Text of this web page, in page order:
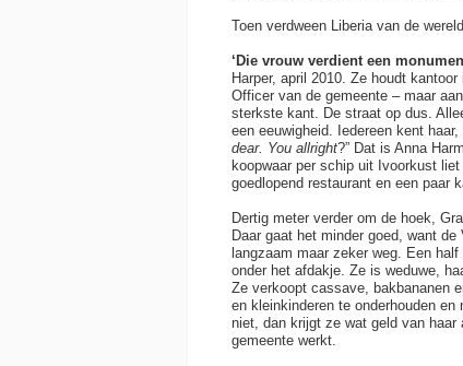
Toen verdween Liberia van de
‘Die vrouw verdient een
Harper, april 2010. Ze houdt
Officer van de gemeente – maar
sterkste kant. De straat op dus.
een eeuwigheid. Iedereen kent
dear. You allright?” Dat is Anna
koopwaar per schip uit Ivoorkust
goedlopend restaurant en een paar
Dertig meter verder om de hoek,
Daar gaat het minder goed, want
langzaam maar zeker weg. Een
onder het afdakje. Ze is weduwe,
Ze verkoopt cassave, bakbananen
en kleinkinderen te onderhouden
niet, dan krijgt ze wat geld van
gemeente werkt.